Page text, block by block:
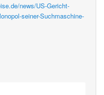
news/US-Gericht-
seiner-Suchmaschine-